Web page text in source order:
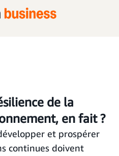
de la
en fait ?
et prospérer
continues doivent